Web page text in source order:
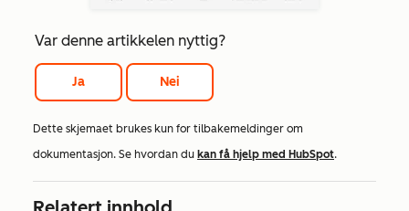
Var denne artikkelen nyttig?
Ja Nei
Dette skjemaet brukes kun for tilbakemeldinger om
dokumentasjon. Se hvordan du kan få hjelp med HubSpot.